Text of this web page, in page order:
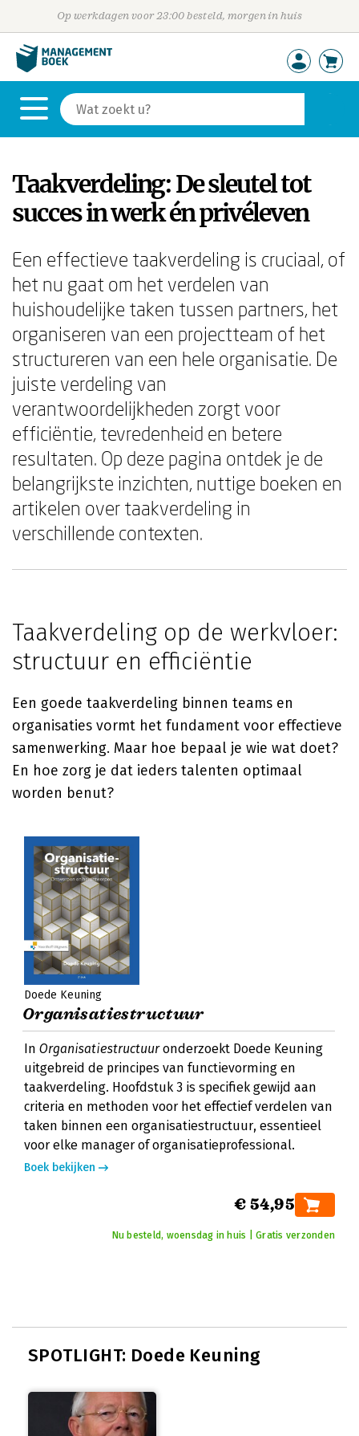
Op werkdagen voor 23:00 besteld, morgen in huis
Taakverdeling: De sleutel tot
succes in werk én privéleven
Een effectieve taakverdeling is cruciaal, of
het nu gaat om het verdelen van
huishoudelijke taken tussen partners, het
organiseren van een projectteam of het
structureren van een hele organisatie. De
juiste verdeling van
verantwoordelijkheden zorgt voor
efficiëntie, tevredenheid en betere
resultaten. Op deze pagina ontdek je de
belangrijkste inzichten, nuttige boeken en
artikelen over taakverdeling in
verschillende contexten.
Taakverdeling op de werkvloer:
structuur en efficiëntie
Een goede taakverdeling binnen teams en
organisaties vormt het fundament voor effectieve
samenwerking. Maar hoe bepaal je wie wat doet?
En hoe zorg je dat ieders talenten optimaal
worden benut?
Doede Keuning
Organisatiestructuur
In Organisatiestructuuronderzoekt Doede Keuning
uitgebreid de principes van functievorming en
taakverdeling. Hoofdstuk 3 is specifiek gewijd aan
criteria en methoden voor het effectief verdelen van
taken binnen een organisatiestructuur, essentieel
voor elke manager of organisatieprofessional.
Boek bekijken
€ 54,95
Nu besteld, woensdag in huis | Gratis verzonden
SPOTLIGHT: Doede Keuning